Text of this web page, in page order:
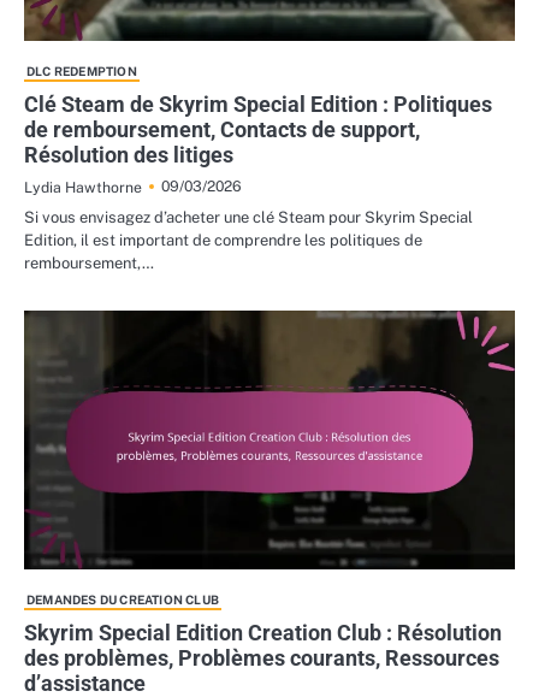
DLC REDEMPTION
Clé Steam de Skyrim Special Edition : Politiques
de remboursement, Contacts de support,
Résolution des litiges
Lydia Hawthorne
09/03/2026
Si vous envisagez d’acheter une clé Steam pour Skyrim Special
Edition, il est important de comprendre les politiques de
remboursement,…
DEMANDES DU CREATION CLUB
Skyrim Special Edition Creation Club : Résolution
des problèmes, Problèmes courants, Ressources
d’assistance